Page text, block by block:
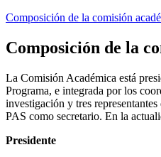
Composición de la comisión
Composición de la
La Comisión Académica está
Programa, e integrada por los
investigación y tres
PAS como secretario. En la
Presidente